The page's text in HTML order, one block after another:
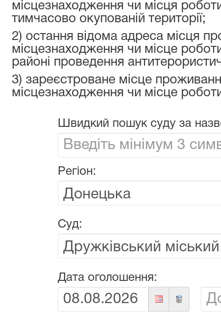
місцезнаходження чи місця
тимчасово окупованій території;
2) остання відома адреса місця
місцезнаходження чи місце
районі проведення
3) зареєстроване місце
місцезнаходження чи місце
Швидкий пошук суду за
Регіон:
Суд:
Дата оголошення:
Від:
До: